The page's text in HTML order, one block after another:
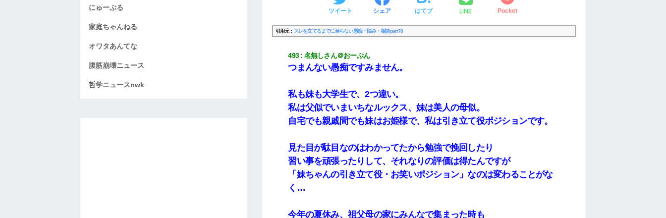
ツイート シェア はてブ LINE Pocket
引用元： スレを立てるまでに至らない愚痴・悩み・相談part78
493 名無しさん＠おーぷん
つまんない愚痴ですみません。
私も妹も大学生で、2つ違い。
私は父似でいまいちなルックス、妹は美人の母似。
自宅でも親戚間でも妹はお姫様で、私は引き立て役ポジションです。
見た目が駄目なのはわかってたから勉強で挽回したり
習い事を頑張ったりして、それなりの評価は得たんですが
「妹ちゃんの引き立て役・お笑いポジション」なのは変わることがな
く…
今年の夏休み、祖父母の家にみんなで集まった時も
にゅーぷる
家庭ちゃんねる
オワタあんてな
腹筋崩壊ニュース
哲学ニュースnwk